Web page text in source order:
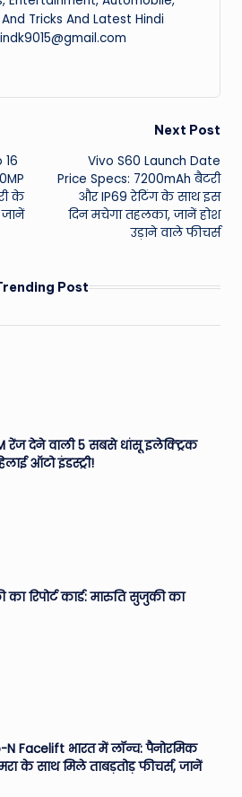
Tricks And Latest Hindi
16
के
जानें
Next Post
Vivo S60 Launch Date
Price Specs: 7200mAh बैटरी
और IP69 रेटिंग के साथ इस
दिन मचेगा तहलका, जानें होश
उड़ाने वाले फीचर्स
Post
देने वाली 5 सबसे धांसू इलेक्ट्रिक
ऑटो इंडस्ट्री!
रिपोर्ट कार्ड: मारुति सुजुकी का
Facelift भारत में लॉन्च: पैनोरमिक
के साथ मिले ताबड़तोड़ फीचर्स, जानें